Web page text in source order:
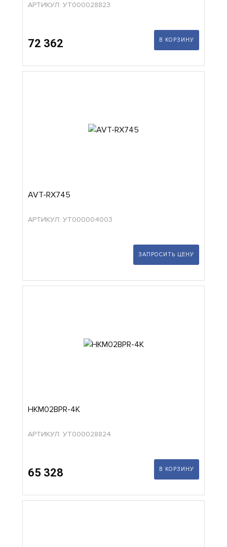
АРТИКУЛ: УТ000028823
72 362 В КОРЗИНУ
AVT-RX745
АРТИКУЛ: УТ000004003
ЗАПРОСИТЬ ЦЕНУ
HKM02BPR-4K
АРТИКУЛ: УТ000028824
65 328 В КОРЗИНУ